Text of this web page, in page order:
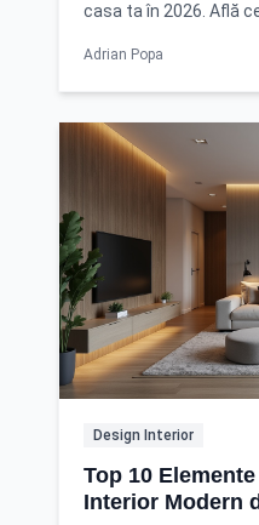
casa ta în 2026. Află
Adrian Popa
Design Interior
Top 10
Interior Modern